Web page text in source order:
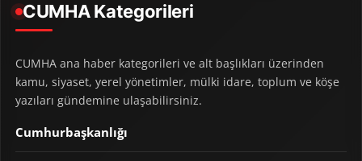
CUMHA Kategorileri
CUMHA ana haber kategorileri ve alt başlıkları üzerinden
kamu, siyaset, yerel yönetimler, mülki idare, toplum ve köşe
yazıları gündemine ulaşabilirsiniz.
Cumhurbaşkanlığı